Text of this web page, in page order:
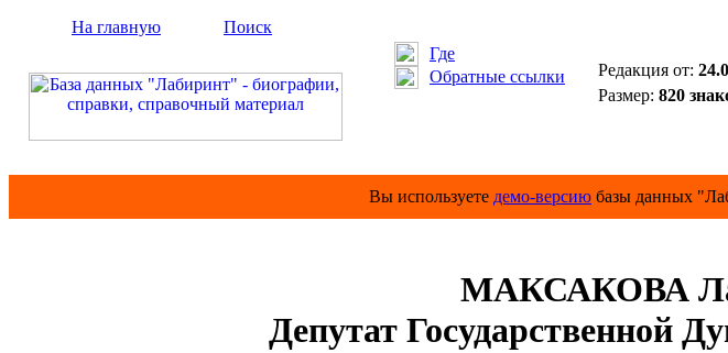
На главную
Поиск
Где
Обратные ссылки
Редакция от:
Размер: 820
Вы используете демо-версию базы данных
МАКСАКОВА
Депутат Государственной